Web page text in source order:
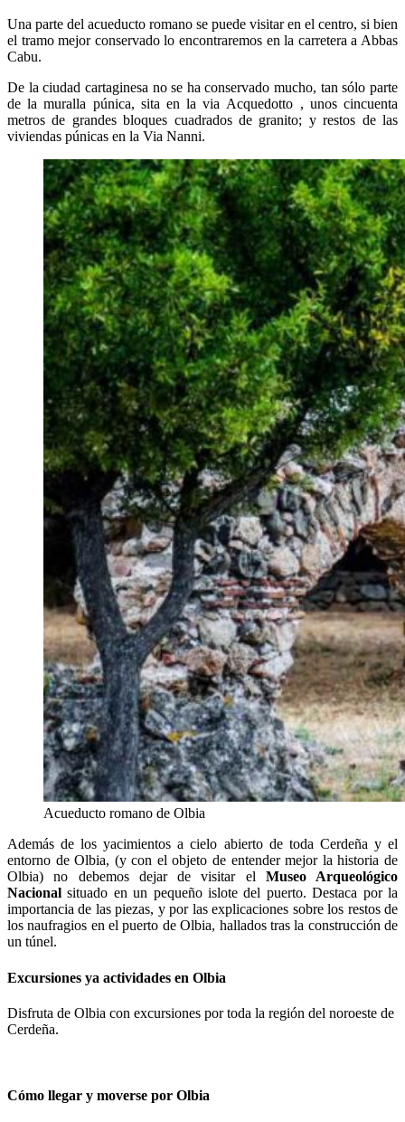
Una parte del acueducto romano se puede visitar en el centro, si bien
el tramo mejor conservado lo encontraremos en la carretera a Abbas
Cabu.
De la ciudad cartaginesa no se ha conservado mucho, tan sólo parte
de la muralla púnica, sita en la via Acquedotto , unos cincuenta
metros de grandes bloques cuadrados de granito; y restos de las
viviendas púnicas en la Via Nanni.
Acueducto romano de Olbia
Además de los yacimientos a cielo abierto de toda Cerdeña y el
entorno de Olbia, (y con el objeto de entender mejor la historia de
Olbia) no debemos dejar de visitar el Museo Arqueológico
Nacional situado en un pequeño islote del puerto. Destaca por la
importancia de las piezas, y por las explicaciones sobre los restos de
los naufragios en el puerto de Olbia, hallados tras la construcción de
un túnel.
Excursiones ya actividades en Olbia
Disfruta de Olbia con excursiones por toda la región del noroeste de
Cerdeña.
Cómo llegar y moverse por Olbia